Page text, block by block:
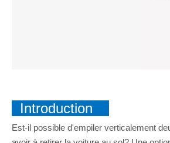
Introduction
Est-il possible d'empiler verticalement